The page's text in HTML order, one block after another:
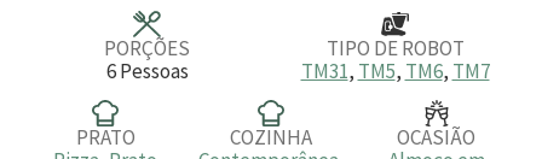
PORÇÕES
6 Pessoas
TIPO DE ROBOT
TM31, TM5, TM6, TM7
PRATO
COZINHA
OCASIÃO